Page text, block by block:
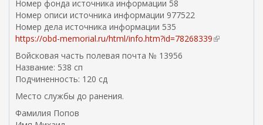
Номер фонда источника информации 58
Номер описи источника информации 977522
Номер дела источника информации 535
https://obd-memorial.ru/html/info.htm?id=78268339(
Войсковая часть полевая почта № 13956
Название: 538 сп
Подчиненность: 120 сд
Место службы до ранения.
Фамилия Попов